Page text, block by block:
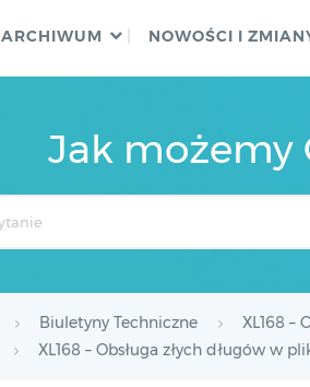
ARCHIWUM NOWOŚCI I
Jak możemy
Biuletyny Techniczne
XL168 –
XL168 – Obsługa złych długów w